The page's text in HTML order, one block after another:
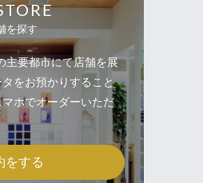
を探す
主要都市にて店舗を展
をお預かりすること
ホでオーダーいただ
をする